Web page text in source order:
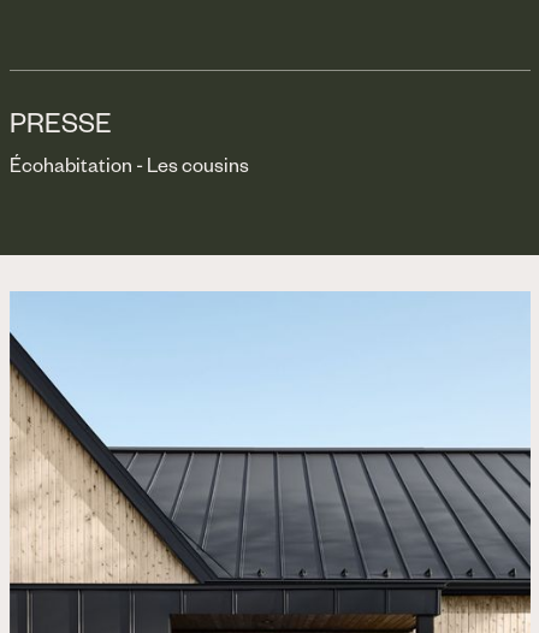
PRESSE
Écohabitation - Les cousins